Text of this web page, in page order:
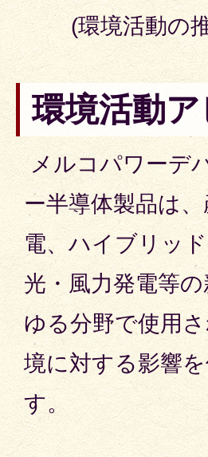
(環境活動の
環境活動
メルコパワーデ
ー半導体製品は
電、ハイブリッ
光・風力発電等
ゆる分野で使用
境に対する影響
す。